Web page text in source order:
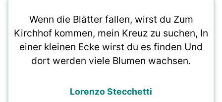
Wenn die Blätter fallen, wirst du Zum
Kirchhof kommen, mein Kreuz zu suchen, In
einer kleinen Ecke wirst du es finden Und
dort werden viele Blumen wachsen.
Lorenzo Stecchetti